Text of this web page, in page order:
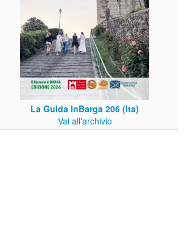
La Guida inBarga 206 (Ita)
Vai all'archivio